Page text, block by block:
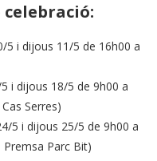
5 i dijous 11/5 de 16h00 a
i dijous 18/5 de 9h00 a
Serres)
5 i dijous 25/5 de 9h00 a
Premsa Parc Bit)